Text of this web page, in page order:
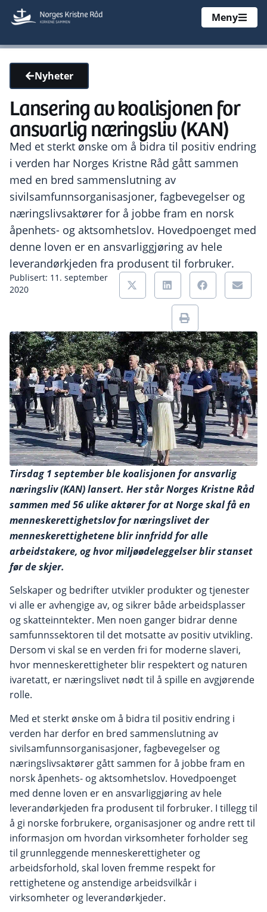
Meny
Nyheter
Lansering av koalisjonen for
ansvarlig næringsliv (KAN)
Med et sterkt ønske om å bidra til positiv endring
i verden har Norges Kristne Råd gått sammen
med en bred sammenslutning av
sivilsamfunnsorganisasjoner, fagbevegelser og
næringslivsaktører for å jobbe fram en norsk
åpenhets- og aktsomhetslov. Hovedpoenget med
denne loven er en ansvarliggjøring av hele
leverandørkjeden fra produsent til forbruker.
Publisert: 11. september
2020
Tirsdag 1 september ble koalisjonen for ansvarlig
næringsliv (KAN) lansert. Her står Norges Kristne Råd
sammen med 56 ulike aktører for at Norge skal få en
menneskerettighetslov for næringslivet der
menneskerettighetene blir innfridd for alle
arbeidstakere, og hvor miljøødeleggelser blir stanset
før de skjer.
Selskaper og bedrifter utvikler produkter og tjenester
vi alle er avhengige av, og sikrer både arbeidsplasser
og skatteinntekter. Men noen ganger bidrar denne
samfunnssektoren til det motsatte av positiv utvikling.
Dersom vi skal se en verden fri for moderne slaveri,
hvor menneskerettigheter blir respektert og naturen
ivaretatt, er næringslivet nødt til å spille en avgjørende
rolle.
Med et sterkt ønske om å bidra til positiv endring i
verden har derfor en bred sammenslutning av
sivilsamfunnsorganisasjoner, fagbevegelser og
næringslivsaktører gått sammen for å jobbe fram en
norsk åpenhets- og aktsomhetslov. Hovedpoenget
med denne loven er en ansvarliggjøring av hele
leverandørkjeden fra produsent til forbruker. I tillegg til
å gi norske forbrukere, organisasjoner og andre rett til
informasjon om hvordan virksomheter forholder seg
til grunnleggende menneskerettigheter og
arbeidsforhold, skal loven fremme respekt for
rettighetene og anstendige arbeidsvilkår i
virksomheter og leverandørkjeder.